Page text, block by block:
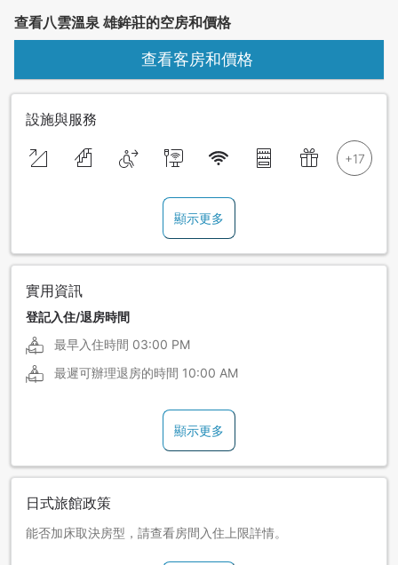
查看八雲溫泉 雄鉾莊的空房和價格
查看客房和價格
設施與服務
顯示更多
實用資訊
登記入住/退房時間
最早入住時間 03:00 PM
最遲可辦理退房的時間 10:00 AM
顯示更多
日式旅館政策
能否加床取決房型，請查看房間入住上限詳情。